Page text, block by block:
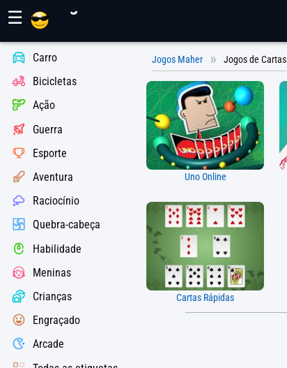
☰
Carro
Bicicletas
Ação
Guerra
Esporte
Aventura
Raciocínio
Quebra-cabeça
Habilidade
Meninas
Crianças
Engraçado
Arcade
Jogos Maher Jogos de Cartas
Uno Online
Cartas Rápidas